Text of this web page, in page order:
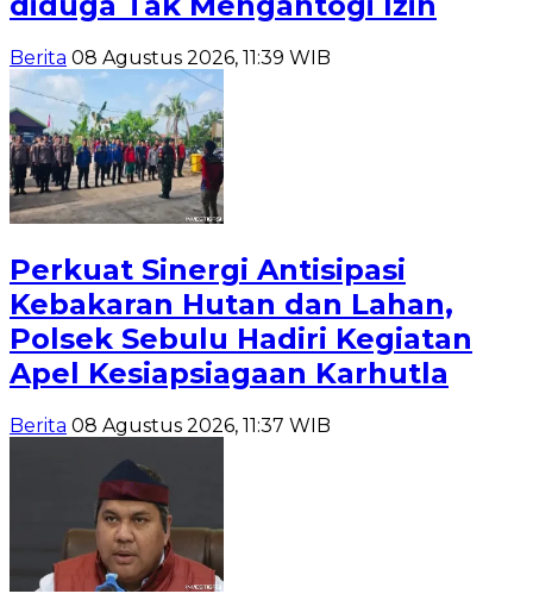
Berita 08 Agustus 2026, 11:39 WIB
Perkuat Sinergi Antisipasi
Kebakaran Hutan dan Lahan,
Polsek Sebulu Hadiri Kegiatan
Apel Kesiapsiagaan Karhutla
Berita 08 Agustus 2026, 11:37 WIB